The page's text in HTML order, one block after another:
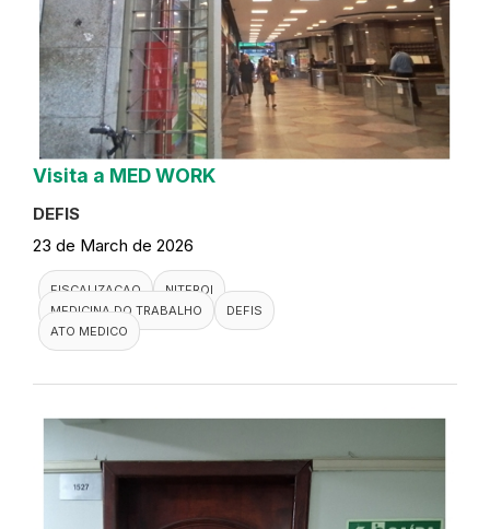
Visita a MED WORK
DEFIS
23 de March de 2026
FISCALIZACAO
NITEROI
MEDICINA DO TRABALHO
DEFIS
ATO MEDICO